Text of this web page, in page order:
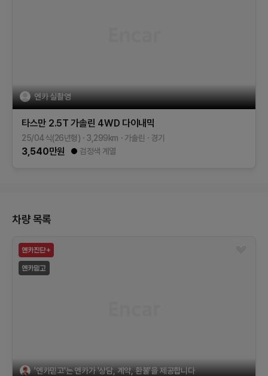
엔카 실촬영
타스만 2.5T 가솔린 4WD 다이내믹
25/04식(26년형) 3,299km 가솔린 경기
3,540만원 검정색 계열
차량 목록
'엔카믿고'는 엔카가 '상담, 계약, 환불'을 제공합니다